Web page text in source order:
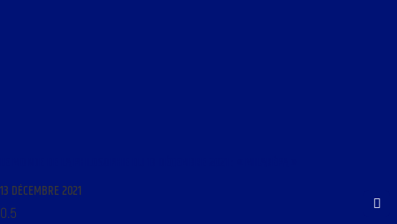
13 DÉCEMBRE 2021